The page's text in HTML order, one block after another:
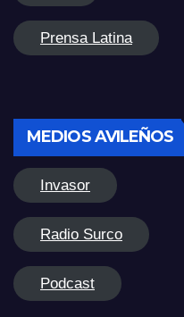
Prensa Latina
MEDIOS AVILEÑOS
Invasor
Radio Surco
Podcast